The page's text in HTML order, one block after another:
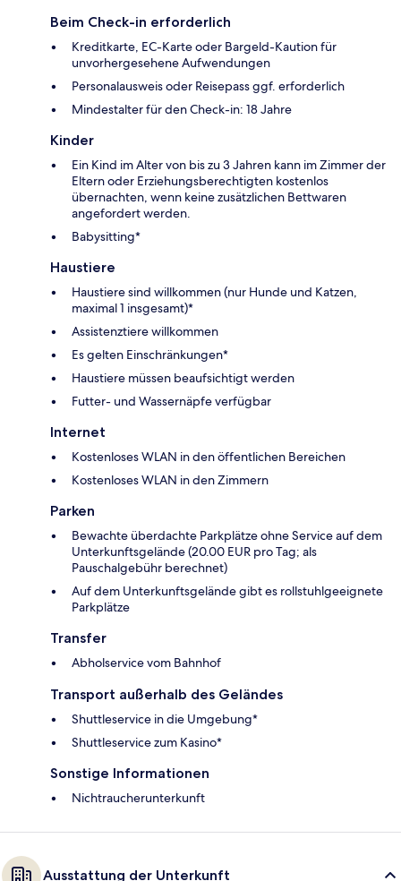
Beim Check-in erforderlich
Kreditkarte, EC-Karte oder Bargeld-Kaution für
unvorhergesehene Aufwendungen
Personalausweis oder Reisepass ggf. erforderlich
Mindestalter für den Check-in: 18 Jahre
Kinder
Ein Kind im Alter von bis zu 3 Jahren kann im Zimmer der
Eltern oder Erziehungsberechtigten kostenlos
übernachten, wenn keine zusätzlichen Bettwaren
angefordert werden.
Babysitting*
Haustiere
Haustiere sind willkommen (nur Hunde und Katzen,
maximal 1 insgesamt)*
Assistenztiere willkommen
Es gelten Einschränkungen*
Haustiere müssen beaufsichtigt werden
Futter- und Wassernäpfe verfügbar
Internet
Kostenloses WLAN in den öffentlichen Bereichen
Kostenloses WLAN in den Zimmern
Parken
Bewachte überdachte Parkplätze ohne Service auf dem
Unterkunftsgelände (20.00 EUR pro Tag; als
Pauschalgebühr berechnet)
Auf dem Unterkunftsgelände gibt es rollstuhlgeeignete
Parkplätze
Transfer
Abholservice vom Bahnhof
Transport außerhalb des Geländes
Shuttleservice in die Umgebung*
Shuttleservice zum Kasino*
Sonstige Informationen
Nichtraucherunterkunft
Ausstattung der Unterkunft